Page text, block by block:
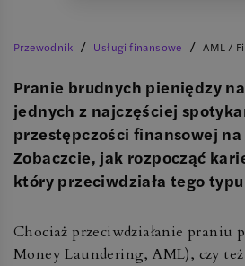
Przewodnik / Usługi finansowe / AML /
Pranie brudnych pieniędzy
jednych z najczęściej
przestępczości finansowej
Zobaczcie, jak rozpocząć
który przeciwdziała tego
Chociaż przeciwdziałanie praniu
Money Laundering, AML), czy też